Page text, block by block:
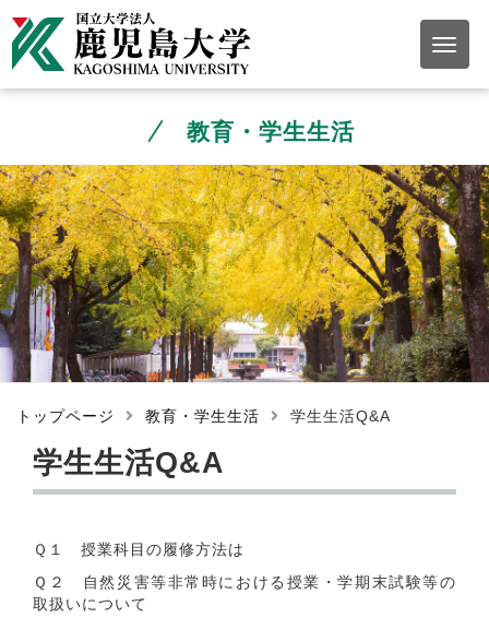
教育・学生生活
トップページ 教育・学生生活 学生生活Q&A
学生生活Q&A
Ｑ１ 授業科目の履修方法は
Ｑ２ 自然災害等非常時における授業・学期末試験等の
取扱いについて